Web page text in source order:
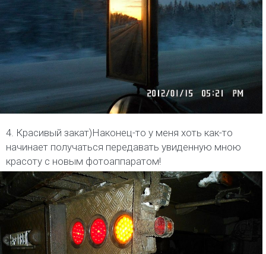
4. Красивый закат)Наконец-то у меня хоть как-то
начинает получаться передавать увиденную мною
красоту с новым фотоаппаратом!